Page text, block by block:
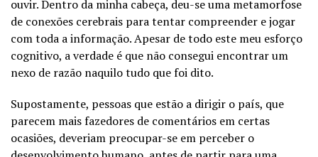
ouvir. Dentro da minha cabeça, deu-se uma metamorfose
de conexões cerebrais para tentar compreender e jogar
com toda a informação. Apesar de todo este meu esforço
cognitivo, a verdade é que não consegui encontrar um
nexo de razão naquilo tudo que foi dito.
Supostamente, pessoas que estão a dirigir o país, que
parecem mais fazedores de comentários em certas
ocasiões, deveriam preocupar-se em perceber o